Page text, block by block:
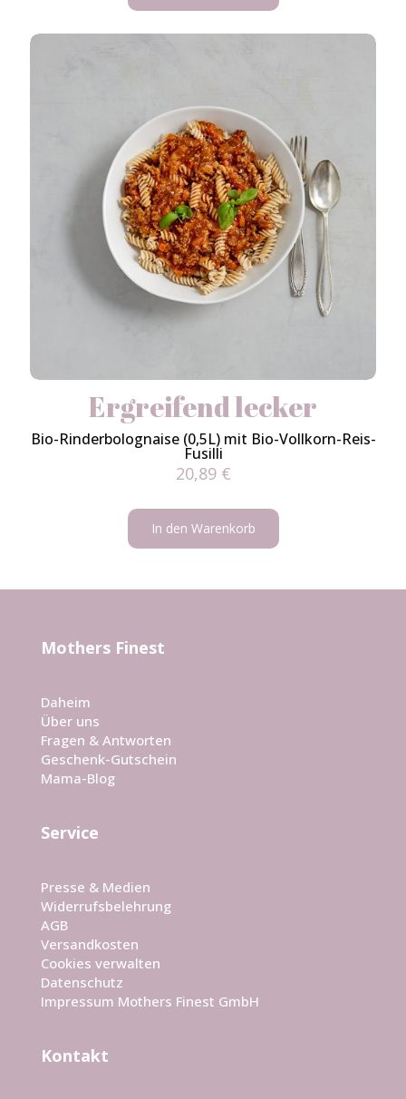
Ergreifend lecker
Bio-Rinderbolognaise (0,5L) mit Bio-Vollkorn-Reis-
Fusilli
20,89 €
In den Warenkorb
Mothers Finest
Daheim
Über uns
Fragen & Antworten
Geschenk-Gutschein
Mama-Blog
Service
Presse & Medien
Widerrufsbelehrung
AGB
Versandkosten
Cookies verwalten
Datenschutz
Impressum Mothers Finest GmbH
Kontakt